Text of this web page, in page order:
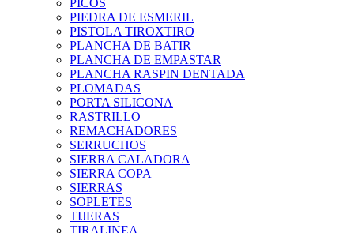
PICOS
PIEDRA DE ESMERIL
PISTOLA TIROXTIRO
PLANCHA DE BATIR
PLANCHA DE EMPASTAR
PLANCHA RASPIN DENTADA
PLOMADAS
PORTA SILICONA
RASTRILLO
REMACHADORES
SERRUCHOS
SIERRA CALADORA
SIERRA COPA
SIERRAS
SOPLETES
TIJERAS